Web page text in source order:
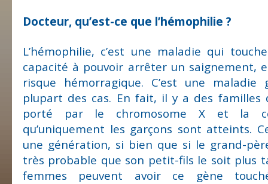
Docteur, qu’est-ce que l’hémophilie ?
L’hémophilie, c’est une maladie qui
capacité à pouvoir arrêter un saignement,
risque hémorragique. C’est une
plupart des cas. En fait, il y a des familles
porté par le chromosome X et la
qu’uniquement les garçons sont atteints.
une génération, si bien que si le grand-
très probable que son petit-fils le soit plus
femmes peuvent avoir ce gène